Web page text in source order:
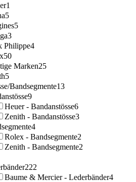
1
5
5
3
Philippe4
50
Marken25
5
Bandsegmente13
9
Heuer - Bandanstösse6
Zenith - Bandanstösse3
4
Rolex - Bandsegmente2
Zenith - Bandsegmente2
222
Baume & Mercier - Lederbänder4